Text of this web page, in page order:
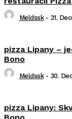
Meldssk - 31.
pizza Lipany –
Bono
Meldssk - 30.
pizza Lipany: